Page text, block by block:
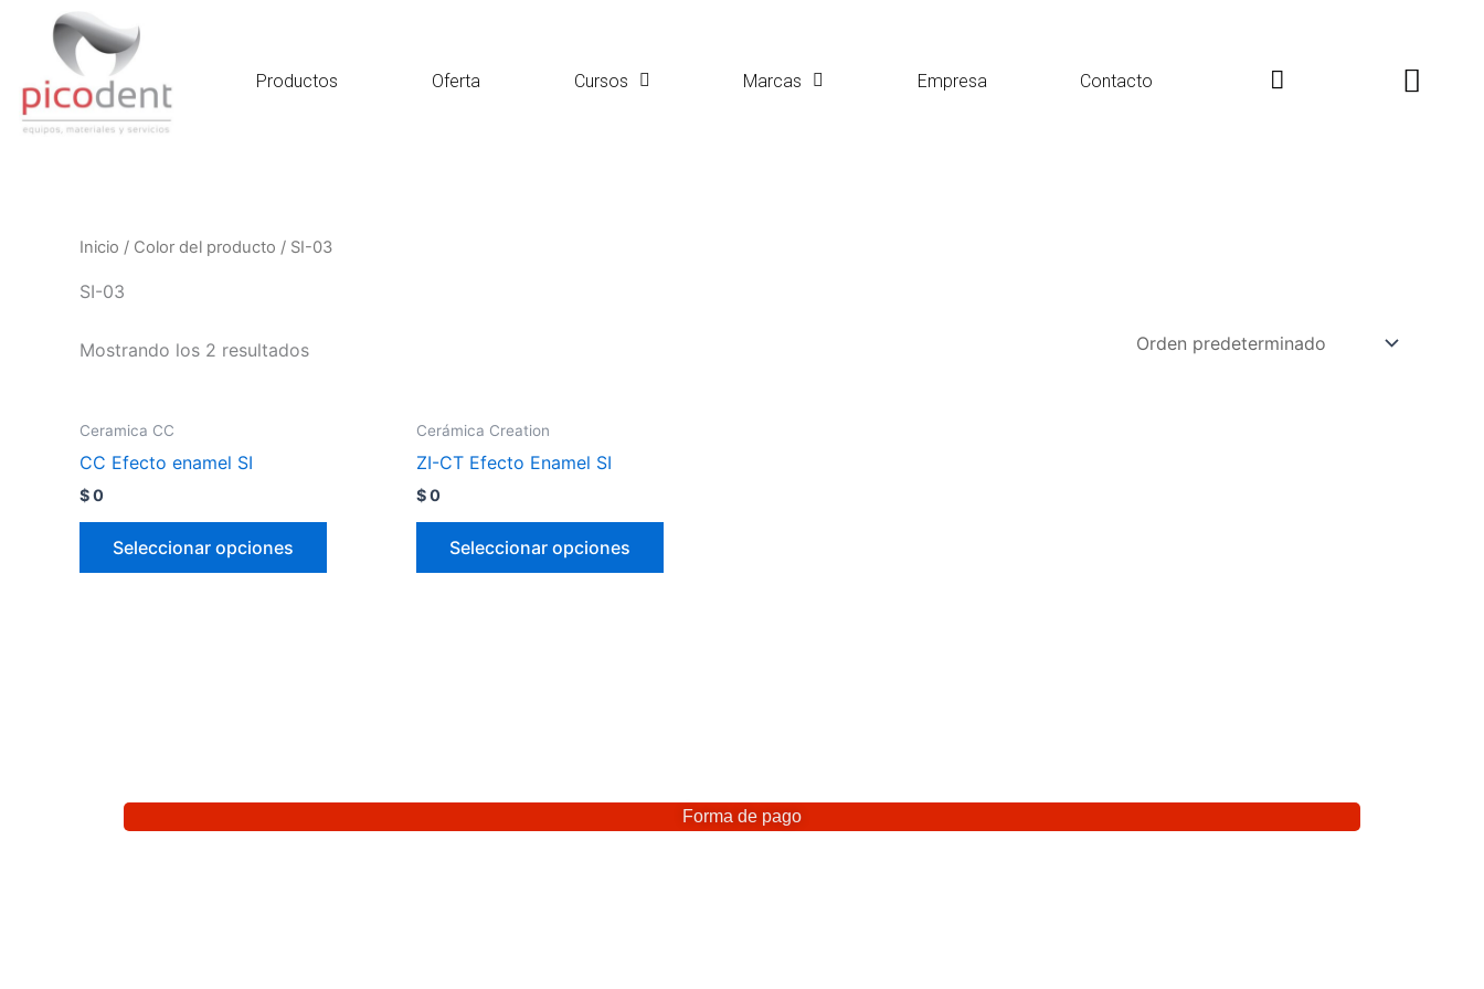
contenido
Productos Oferta Cursos Marcas Empresa Contacto Search
Inicio / Color del producto / SI-03
SI-03
Mostrando los 2 resultados
Ceramica CC
CC Efecto enamel SI
$0
Seleccionar opciones
Cerámica Creation
ZI-CT Efecto Enamel SI
$0
Seleccionar opciones
Forma de pago